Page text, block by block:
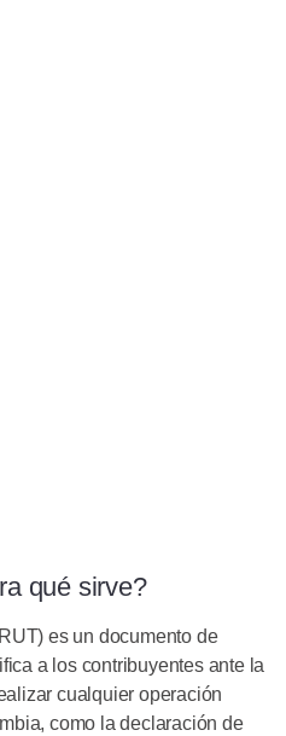
qué sirve?
es un documento de
a los contribuyentes ante la
cualquier operación
como la declaración de